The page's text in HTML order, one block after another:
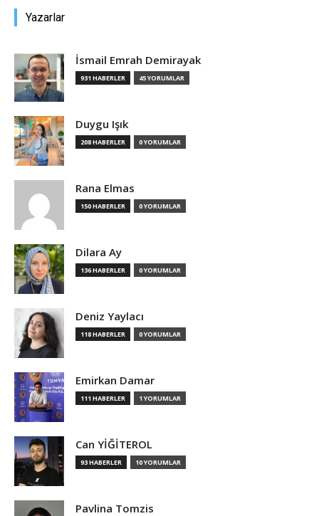
Yazarlar
İsmail Emrah Demirayak
931 HABERLER 45 YORUMLAR
Duygu Işık
208 HABERLER 0 YORUMLAR
Rana Elmas
150 HABERLER 0 YORUMLAR
Dilara Ay
136 HABERLER 0 YORUMLAR
Deniz Yaylacı
118 HABERLER 0 YORUMLAR
Emirkan Damar
111 HABERLER 1 YORUMLAR
Can YİĞİTEROL
93 HABERLER 10 YORUMLAR
Pavlina Tomzis